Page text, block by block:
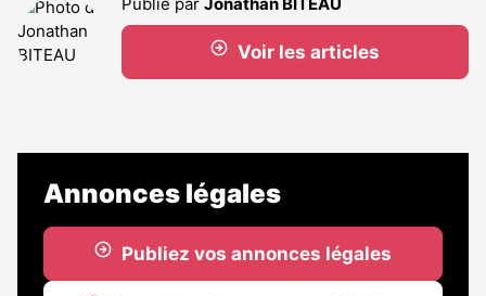
Voir les articles
Annonces légales
Publiez vos annonces légales